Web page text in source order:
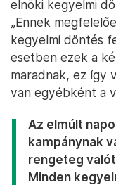
elnöki kegyelmi
„Ennek
kegyelmi döntés
esetben ezek a
maradnak, ez így
van egyébként a
Az elmúlt
kampánynak
rengeteg
Minden